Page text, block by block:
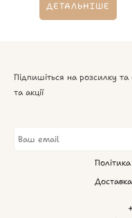
ДЕТАЛЬНІШЕ
Підпишіться на розсилку
та акції